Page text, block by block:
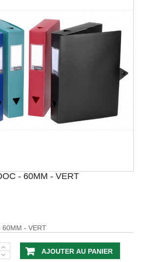
- 60MM - VERT
60MM - VERT
AJOUTER AU PANIER